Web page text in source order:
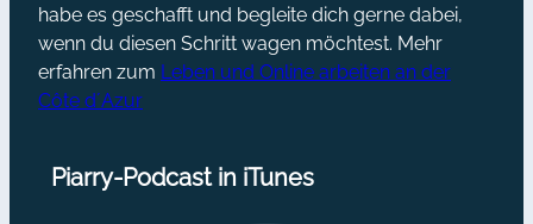
habe es geschafft und begleite dich gerne dabei,
wenn du diesen Schritt wagen möchtest. Mehr
erfahren zum Leben und Online arbeiten an der
Côte d´Azur
Piarry-Podcast in iTunes